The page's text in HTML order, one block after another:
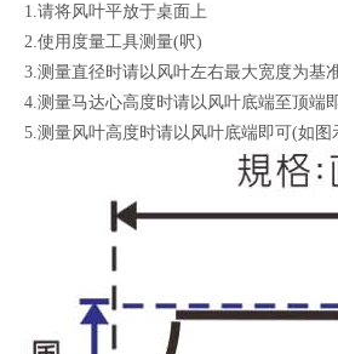
1.请将风叶平放于桌面上
2.使用度量工具测量(呎)
3.测量直径时请以风叶左右最大宽度为基
4.测量马达心高度时请以风叶底端至顶端
5.测量风叶高度时请以风叶底端即可(如图